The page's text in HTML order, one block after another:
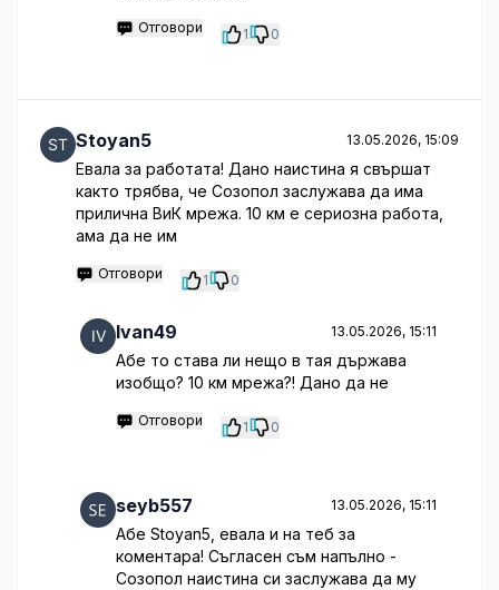
Отговори 1 0
Stoyan5 13.05.2026, 15:09
Евала за работата! Дано наистина я свършат
както трябва, че Созопол заслужава да има
прилична ВиК мрежа. 10 км е сериозна работа,
ама да не им
Отговори 1 0
Ivan49 13.05.2026, 15:11
Абе то става ли нещо в тая държава
изобщо? 10 км мрежа?! Дано да не
Отговори 1 0
seyb557 13.05.2026, 15:11
Абе Stoyan5, евала и на теб за
коментара! Съгласен съм напълно -
Созопол наистина си заслужава да му